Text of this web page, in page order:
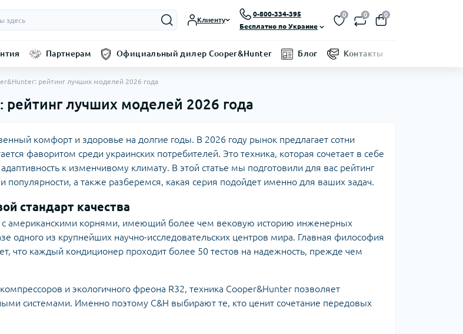
Клиенту
0-800-334-395
Бесплатно по Украине
0 0 0
Партнерам Официальный дилер Cooper&Hunter Блог Контакты
рейтинг лучших моделей 2026 года
лучших моделей 2026 года
комфорт и здоровье на долгие годы. В 2026 году рынок предлагает сотни
фаворитом среди украинских потребителей. Это техника, которая сочетает в себе
к изменчивому климату. В этой статье мы подготовили для вас рейтинг
а также разберемся, какая серия подойдет именно для ваших задач.
стандарт качества
американскими корнями, имеющий более чем вековую историю инженерных
одного из крупнейших научно-исследовательских центров мира. Главная философия
что каждый кондиционер проходит более 50 тестов на надежность, прежде чем
и экологичного фреона R32, техника Cooper&Hunter позволяет
системами. Именно поэтому C&H выбирают те, кто ценит сочетание передовых